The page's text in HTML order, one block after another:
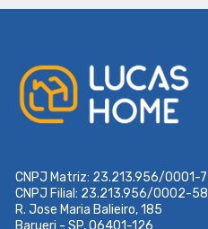
CNPJ Matriz: 23.213.956/0001-
CNPJ Filial: 23.213.956/0002-58
R. Jose Maria Balieiro, 185
Barueri - SP, 06401-126